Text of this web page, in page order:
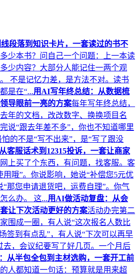
段落到知识卡片，一套读过的书不
少本书？问自己一个问题：上一本读
少内容？大部分人能记住一两个观
不是记忆力差，是方法不对。读书
是在“...用AI写年终总结：从数据梳
导眼前一亮的方案每年写年终总结，
年的文档，改改数字、换换项目名
说“跟去年差不多”，你也不知道哪里
的不是“写不出来”，是“写了跟没
客服话术到12315投诉，一套让商家
上买了个东西，有问题，找客服。客
用哦”。你说影响，她说“补偿您5元优
“那您申请退货吧，运费自理”。你气
么办。 这...用AI做活动复盘：从会
让下次活动更好的方案活动办完第二
围成一圈，有人说“这次报名人数比
签到有点乱”，有人说“下次可以再早
去，会议纪要写了好几页。一个月后
从半包全包到主材选购，一套开工前
人都知道一句话：预算就是用来超